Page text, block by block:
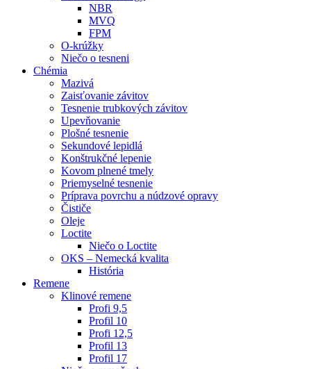
NBR
MVQ
FPM
O-krúžky
Niečo o tesneni
Chémia
Mazivá
Zaisťovanie závitov
Tesnenie trubkových závitov
Upevňovanie
Plošné tesnenie
Sekundové lepidlá
Konštrukčné lepenie
Kovom plnené tmely
Priemyselné tesnenie
Príprava povrchu a núdzové opravy
Čističe
Oleje
Loctite
Niečo o Loctite
OKS – Nemecká kvalita
História
Remene
Klinové remene
Profi 9,5
Profil 10
Profi 12,5
Profil 13
Profil 17